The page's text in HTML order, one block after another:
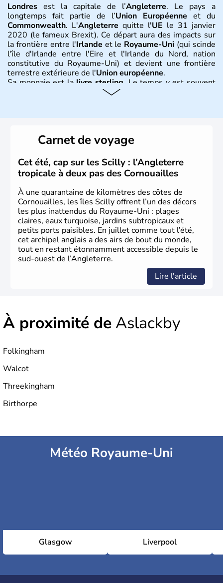
Londres est la capitale de l’Angleterre. Le pays a
longtemps fait partie de l’Union Européenne et du
Commonwealth. L'Angleterre quitte l'UE le 31 janvier
2020 (le fameux Brexit). Ce départ aura des impacts sur
la frontière entre l'Irlande et le Royaume-Uni (qui scinde
l'île d'Irlande entre l'Eire et l'Irlande du Nord, nation
constitutive du Royaume-Uni) et devient une frontière
terrestre extérieure de l'Union européenne.
Sa monnaie est lalivre sterling . Le temps y est souvent
instable avec de nombreuses précipitations : il s’agit d’un
Histoire et administration
L'Angleterre est l’une des quatre nations constitutives du
Royaume-Uni. Elle est peuplée de plus de 50 millions
d’habitants, les Anglais, et constitue à elle seule, près de
84% de la population de l’ensemble. Le pays s’est créé au
Xème siècle et tient son nom desAngles
germanique installé sur ces terres. Première démocratie
parlementaire au monde, elle doit son développement à
l’essor industriel du XIXème siècle.
Carnet de voyage
Cet été, cap sur les Scilly : l’Angleterre
tropicale à deux pas des Cornouailles
À une quarantaine de kilomètres des côtes de
Cornouailles, les îles Scilly offrent l’un des décors
les plus inattendus du Royaume-Uni : plages
claires, eaux turquoise, jardins subtropicaux et
petits ports paisibles. En juillet comme tout l’été,
cet archipel anglais a des airs de bout du monde,
tout en restant étonnamment accessible depuis le
sud-ouest de l’Angleterre.
Lire l'article
À proximité deAslackby
Folkingham
Walcot
Threekingham
Birthorpe
Météo Royaume-Uni
Glasgow Liverpool